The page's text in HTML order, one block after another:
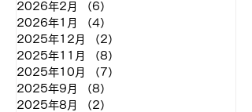
2026年2月
（6）
2026年1月
（4）
2025年12月
（2）
2025年11月
（8）
2025年10月
（7）
2025年9月
（8）
2025年8月
（2）